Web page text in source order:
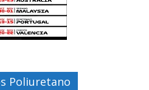
Poliuretano